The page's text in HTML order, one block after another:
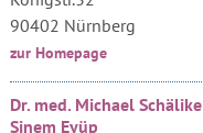
90402 Nürnberg
zur Homepage
Dr. med. Michael Schälike
Sinem Eyüp